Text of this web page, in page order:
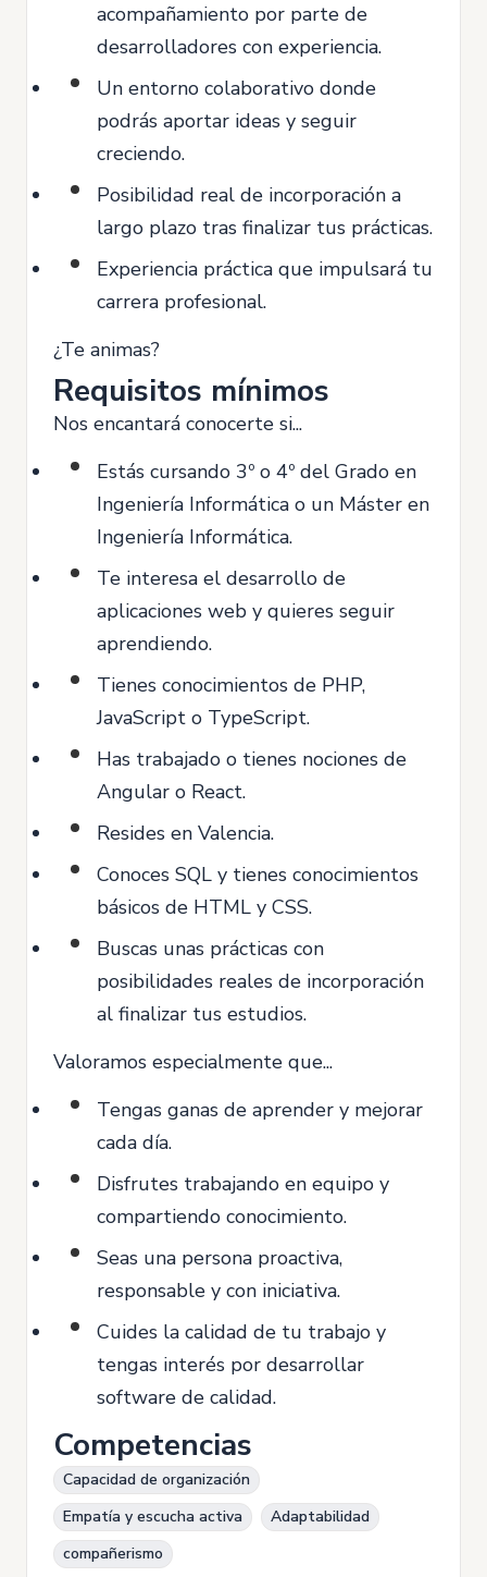
acompañamiento por parte de
desarrolladores con experiencia.
Un entorno colaborativo donde
podrás aportar ideas y seguir
creciendo.
Posibilidad real de incorporación a
largo plazo tras finalizar tus prácticas.
Experiencia práctica que impulsará tu
carrera profesional.
¿Te animas?
Requisitos mínimos
Nos encantará conocerte si...
Estás cursando 3º o 4º del Grado en
Ingeniería Informática o un Máster en
Ingeniería Informática.
Te interesa el desarrollo de
aplicaciones web y quieres seguir
aprendiendo.
Tienes conocimientos de PHP,
JavaScript o TypeScript.
Has trabajado o tienes nociones de
Angular o React.
Resides en Valencia.
Conoces SQL y tienes conocimientos
básicos de HTML y CSS.
Buscas unas prácticas con
posibilidades reales de incorporación
al finalizar tus estudios.
Valoramos especialmente que...
Tengas ganas de aprender y mejorar
cada día.
Disfrutes trabajando en equipo y
compartiendo conocimiento.
Seas una persona proactiva,
responsable y con iniciativa.
Cuides la calidad de tu trabajo y
tengas interés por desarrollar
software de calidad.
Competencias
Capacidad de organización
Empatía y escucha activa
Adaptabilidad
compañerismo